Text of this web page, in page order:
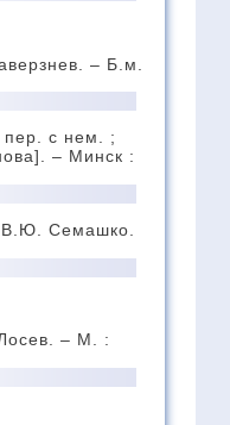
– Б.м.
пер. с нем. ;
– Минск :
В.Ю. Семашко.
– М. :